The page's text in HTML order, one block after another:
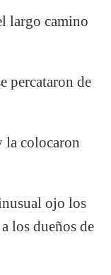
largo camino
percataron de
la colocaron
ojo los
los dueños de